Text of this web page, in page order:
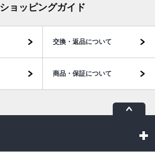
ショッピングガイド
交換・返品について
商品・保証について